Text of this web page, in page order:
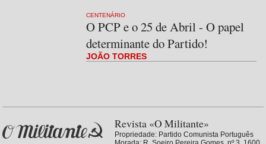
CENTENÁRIO
O PCP e o 25 de Abril - O papel
determinante do Partido!
JOÃO TORRES
Revista «O Militante»
Propriedade: Partido Comunista Português